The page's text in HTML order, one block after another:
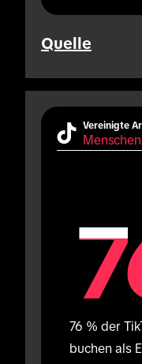
Quelle
Vereinigte
Menschen
76 % der
buchen als